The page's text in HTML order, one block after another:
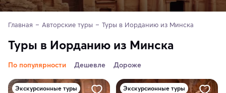
Главная Авторские туры Туры в Иорданию из Минска
Туры в Иорданию из Минска
По популярности Дешевле Дороже
Экскурсионные туры Экскурсионные туры